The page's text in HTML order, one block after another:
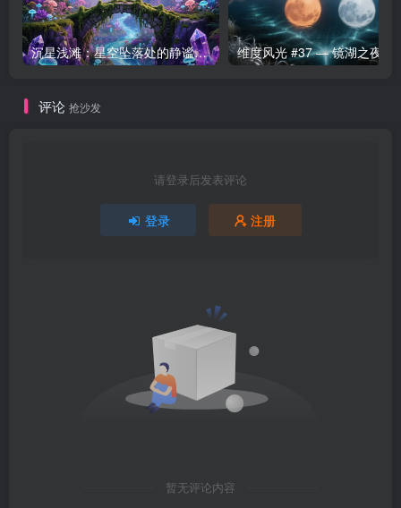
沉星浅滩：星空坠落处的静谧海域
评论 抢沙发
请登录后发表评论
登录 注册
暂无评论内容